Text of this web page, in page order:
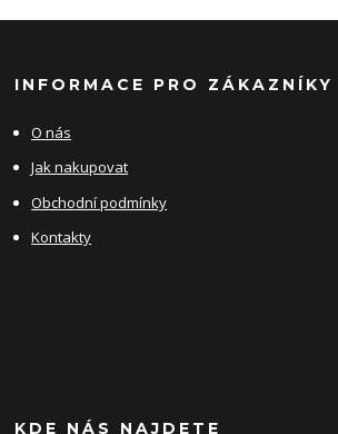
INFORMACE PRO ZÁKAZNÍKY
O nás
Jak nakupovat
Obchodní podmínky
Kontakty
KDE NÁS NAJDETE